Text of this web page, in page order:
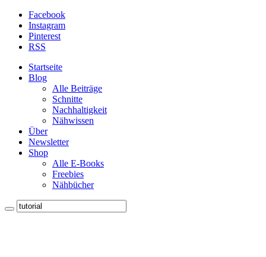
Facebook
Instagram
Pinterest
RSS
Startseite
Blog
Alle Beiträge
Schnitte
Nachhaltigkeit
Nähwissen
Über
Newsletter
Shop
Alle E-Books
Freebies
Nähbücher